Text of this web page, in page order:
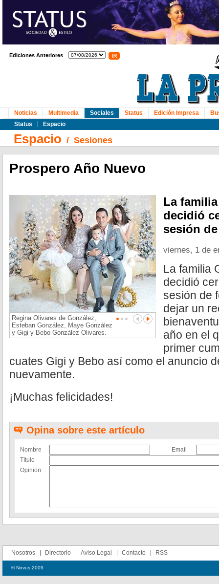
Ediciones Anteriores
Noticias Multimedia
Sociales
Status
Espacio
Status Edición Impresa
Espacio / Sesiones
Prospero Año Nuevo
Regina Olivares de González,
Esteban González, Maye González
y Gigi y Bebo González Olivares.
La
decidió
sesión
viernes, 1 de
La familia
decidió
sesión de
dejar un
año en el
primer
cuates Gigi y Bebo así como el anuncio
nuevamente.
¡Muchas felicidades!
Opina sobre este artículo
Nombre
Email
Título
Opinion
Nosotros Directorio Aviso Legal Contacto RSS
© Novus 2009